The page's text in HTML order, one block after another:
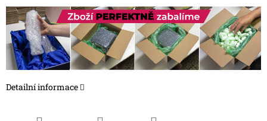
Detailní informace